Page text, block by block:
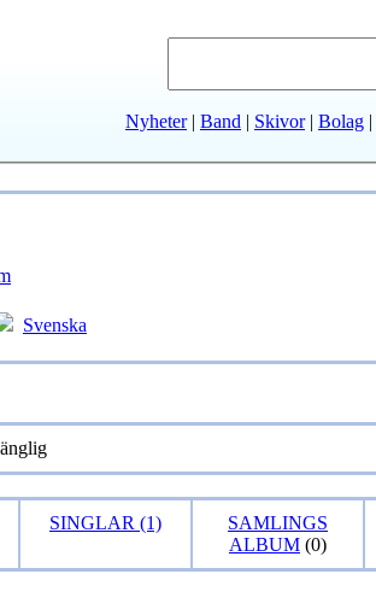
Nyheter| Band | Skivor| Bolag |
Svenska
SINGLAR (1)
SAMLINGS
ALBUM (0)